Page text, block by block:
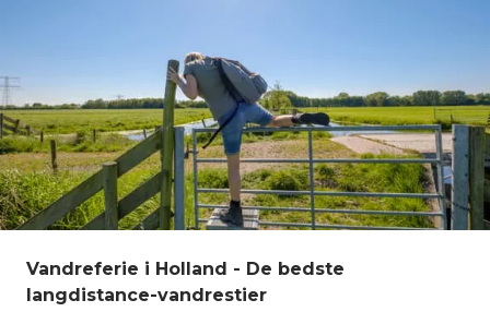
Vandreferie i Holland - De bedste
langdistance-vandrestier